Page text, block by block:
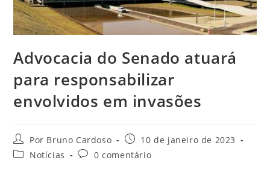
Advocacia do Senado atuará
para responsabilizar
envolvidos em invasões
Por Bruno Cardoso
10 de janeiro de 2023
Notícias
0 comentário